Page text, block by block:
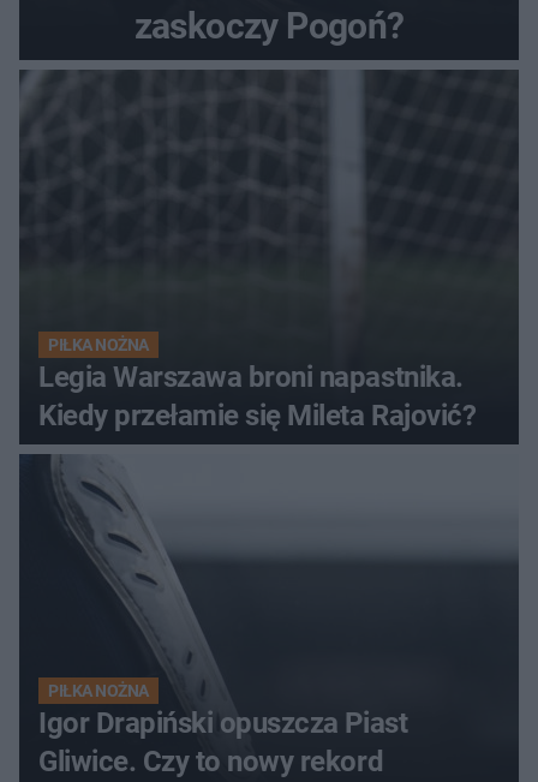
zaskoczy Pogoń?
PIŁKA NOŻNA
Legia Warszawa broni napastnika.
Kiedy przełamie się Mileta Rajović?
PIŁKA NOŻNA
Igor Drapiński opuszcza Piast
Gliwice. Czy to nowy rekord